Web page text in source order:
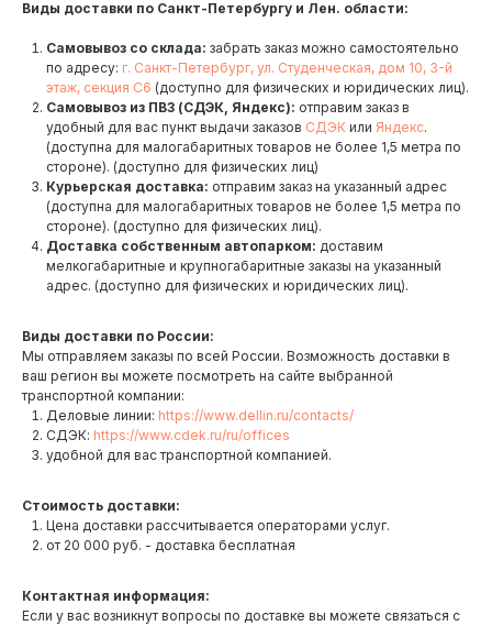
Виды доставки по Санкт-Петербургу и Лен. области:
Самовывоз со склада: забрать заказ можно самостоятельно
по адресу: г. Санкт-Петербург, ул. Студенческая, дом 10, 3-й
этаж, секция С6 (доступно для физических и юридических лиц).
Самовывоз из ПВЗ (СДЭК, Яндекс): отправим заказ в
удобный для вас пункт выдачи заказов СДЭК или Яндекс.
(доступна для малогабаритных товаров не более 1,5 метра по
стороне). (доступно для физических лиц)
Курьерская доставка: отправим заказ на указанный адрес
(доступна для малогабаритных товаров не более 1,5 метра по
стороне). (доступно для физических лиц).
Доставка собственным автопарком: доставим
мелкогабаритные и крупногабаритные заказы на указанный
адрес. (доступно для физических и юридических лиц).
Виды доставки по России:
Мы отправляем заказы по всей России. Возможность доставки в
ваш регион вы можете посмотреть на сайте выбранной
транспортной компании:
Деловые линии: https://www.dellin.ru/contacts/
СДЭК: https://www.cdek.ru/ru/offices
удобной для вас транспортной компанией.
Стоимость доставки:
Цена доставки рассчитывается операторами услуг.
от 20 000 руб. - доставка бесплатная
Контактная информация:
Если у вас возникнут вопросы по доставке вы можете связаться с